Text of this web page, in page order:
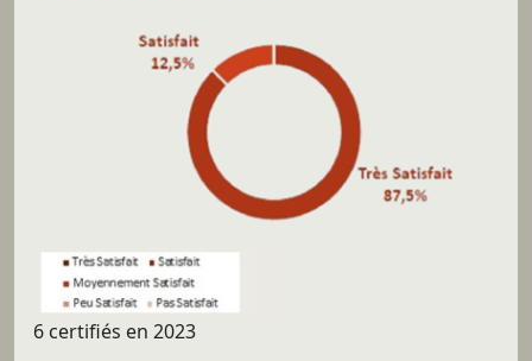
6 certifiés en 2023